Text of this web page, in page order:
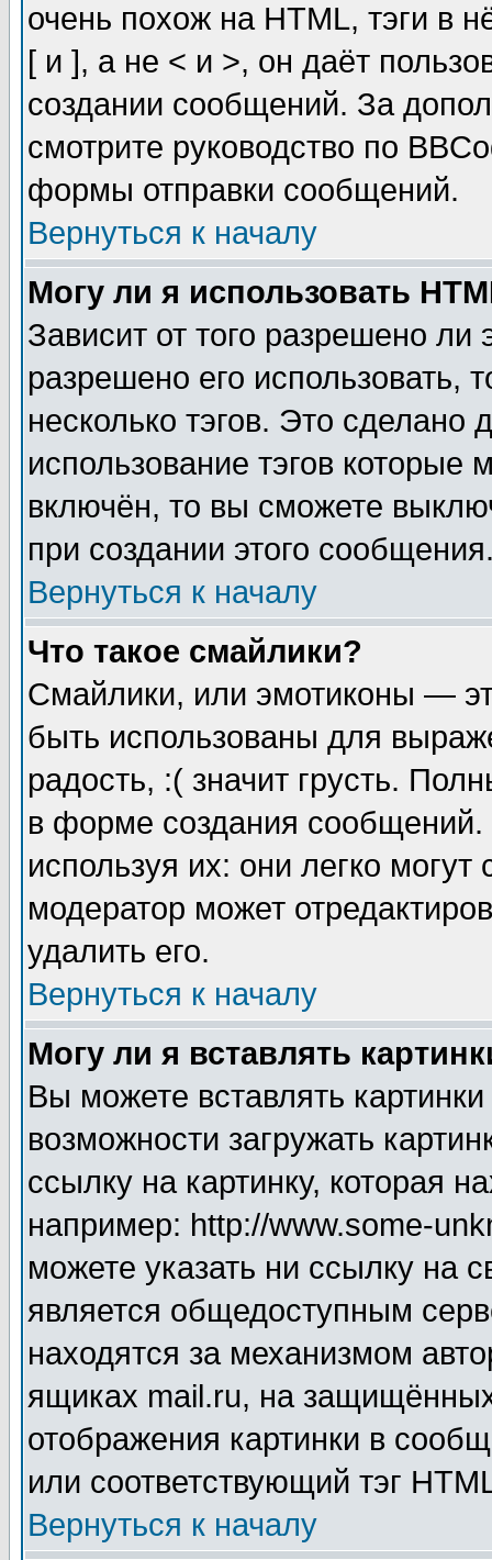
очень похож на HTML, тэги в
[ и ], а не < и >, он даёт
создании сообщений. За
смотрите руководство по
формы отправки сообщений.
Вернуться к началу
Могу ли я использовать
Зависит от того разрешено
разрешено его использовать,
несколько тэгов. Это сделано
использование тэгов
включён, то вы сможете
при создании этого
Вернуться к началу
Что такое смайлики?
Смайлики, или эмотиконы —
быть использованы для
радость, :( значит грусть.
в форме создания сообщений.
используя их: они легко
модератор может
удалить его.
Вернуться к началу
Могу ли я вставлять
Вы можете вставлять
возможности загружать
ссылку на картинку, которая
например: http://www.some-
можете указать ни ссылку на
является общедоступным
находятся за механизмом
ящиках mail.ru, на
отображения картинки в
или соответствующий тэг
Вернуться к началу